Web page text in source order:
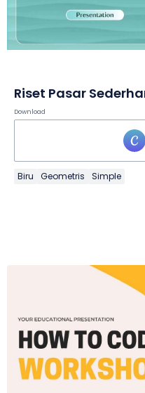
Riset Pasar
Download
Biru Geometris Simple